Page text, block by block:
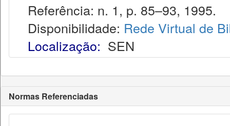
Referência: n. 1, p. 85–93, 1995.
Disponibilidade: Rede Virtual de
Localização: SEN
Normas Referenciadas